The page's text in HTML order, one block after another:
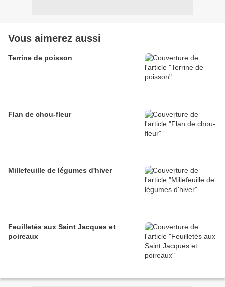
Vous aimerez aussi
Terrine de poisson
Flan de chou-fleur
Millefeuille de légumes d'hiver
Feuilletés aux Saint Jacques et
poireaux